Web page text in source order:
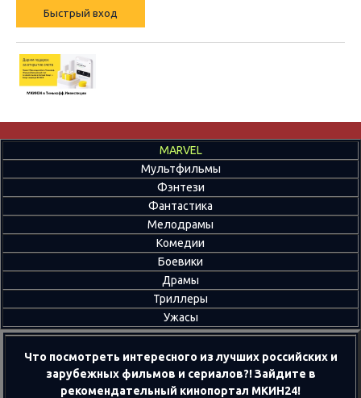
MARVEL
Мультфильмы
Фэнтези
Фантастика
Мелодрамы
Комедии
Боевики
Драмы
Триллеры
Ужасы
Что посмотреть интересного из лучших российских и
зарубежных фильмов и сериалов?! Зайдите в
рекомендательный кинопортал МКИН24!